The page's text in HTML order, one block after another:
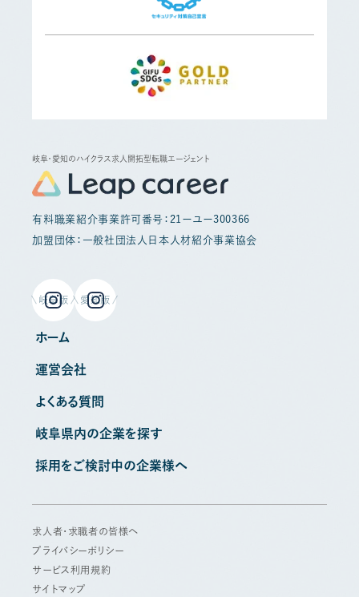
岐阜・愛知のハイクラス求人開拓型転職エージェント
有料職業紹介事業許可番号：21ーユー300366
加盟団体：一般社団法人日本人材紹介事業協会
岐阜版 愛知版
ホーム
運営会社
よくある質問
岐阜県内の企業を探す
採用をご検討中の企業様へ
求人者・求職者の皆様へ
プライバシーポリシー
サービス利用規約
サイトマップ